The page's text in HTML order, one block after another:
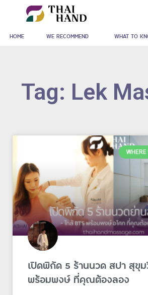
content
HOME WE RECOMMEND WHAT TO
Tag: Lek
เปิดพิกัด 5 ร้านนวด สปา สุขุม
พร้อมพงษ์ ที่คุณต้องลอง